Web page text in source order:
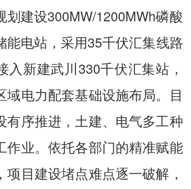
划建设300MW/1200MWh磷酸
能电站，采用35千伏汇集线路
入新建武川330千伏汇集站，
域电力配套基础设施布局。目
有序推进，土建、电气多工种
作业。依托各部门的精准赋能
项目建设堵点难点逐一破解，